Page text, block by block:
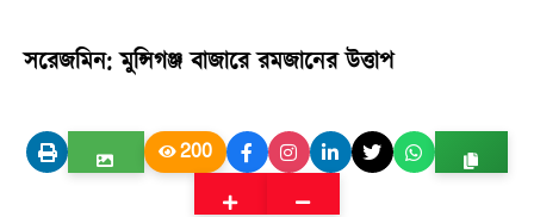
সরেজমিন: মুন্সিগঞ্জ বাজারে রমজানের উত্তাপ
200